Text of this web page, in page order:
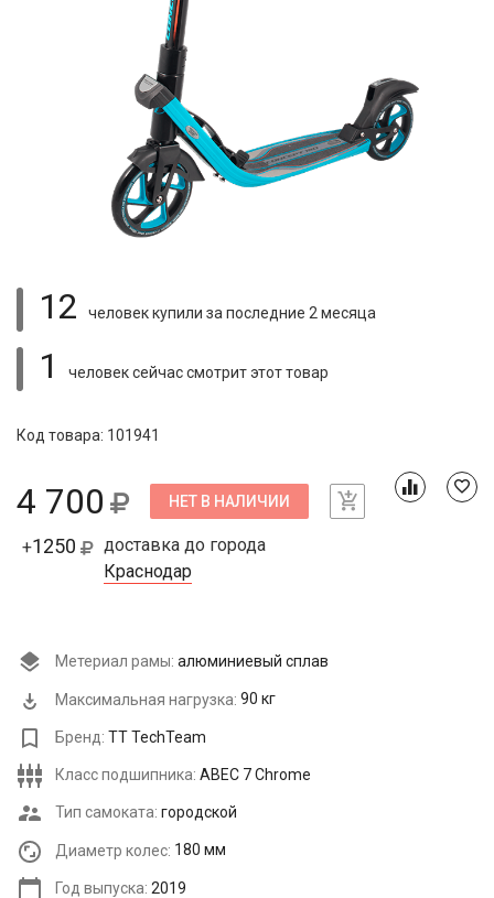
12 человек купили за последние 2 месяца
1 человек сейчас смотритэтот товар
Код товара: 101941
4 700 НЕТ В НАЛИЧИИ
+1250
доставка до города
Краснодар
Метериал рамы: алюминиевый сплав
Максимальная нагрузка: 90 кг
Бренд: TT TechTeam
Класс подшипника: ABEC 7 Chrome
Тип самоката: городской
Диаметр колес: 180 мм
Год выпуска: 2019